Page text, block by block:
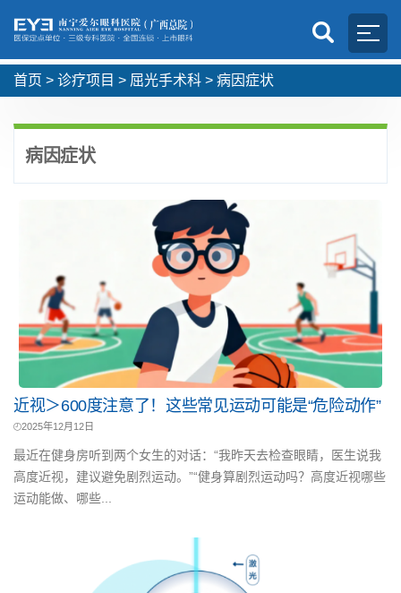
首页 > 诊疗项目 > 屈光手术科 > 病因症状
病因症状
近视＞600度注意了！这些常见运动可能是“危险动作”
2025年12月12日
最近在健身房听到两个女生的对话：“我昨天去检查眼睛，医生说我
高度近视，建议避免剧烈运动。”“健身算剧烈运动吗？高度近视哪些
运动能做、哪些...